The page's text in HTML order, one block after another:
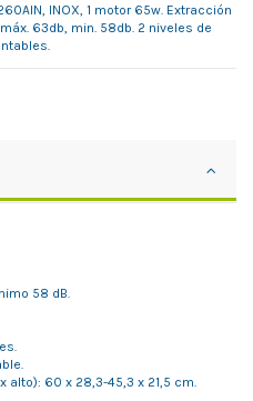
INOX, 1 motor 65w. Extracción
63db, min. 58db. 2 niveles de
58 dB.
alto): 60 x 28,3-45,3 x 21,5 cm.